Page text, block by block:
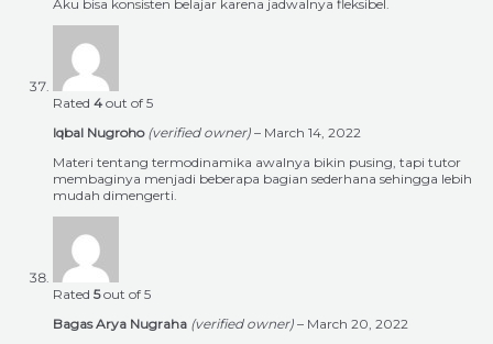
Aku bisa konsisten belajar karena jadwalnya fleksibel.
Rated 4 out of 5
Iqbal Nugroho (verified owner) – March 14, 2022
Materi tentang termodinamika awalnya bikin pusing, tapi tutor
membaginya menjadi beberapa bagian sederhana sehingga lebih
mudah dimengerti.
Rated 5out of 5
Bagas Arya Nugraha (verified owner) – March 20, 2022